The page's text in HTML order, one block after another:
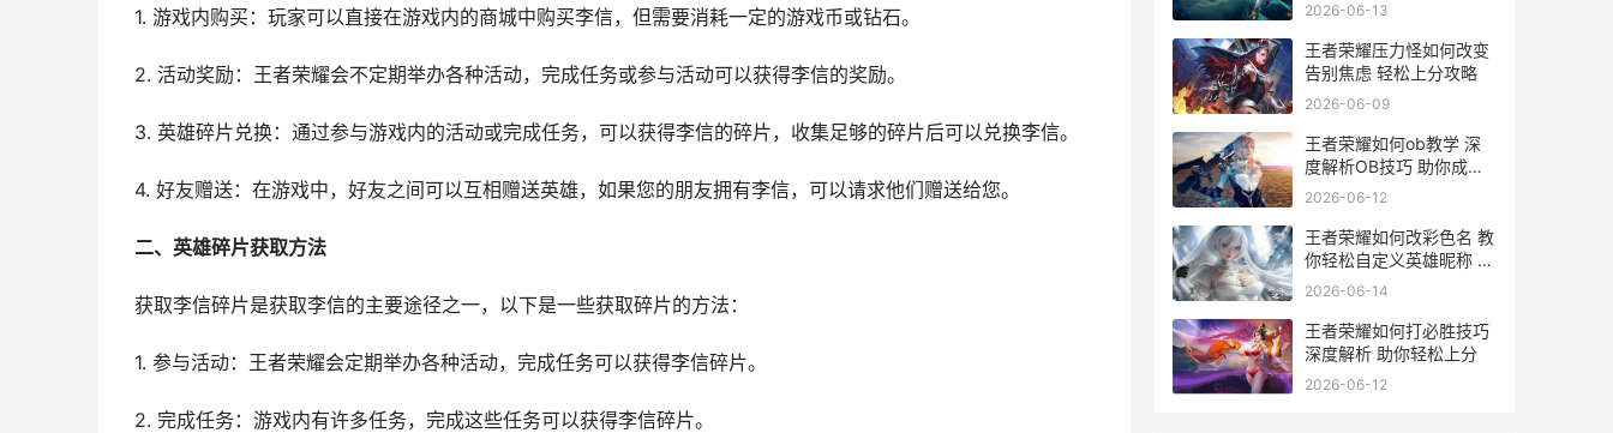
1. 游戏内购买：玩家可以直接在游戏内的商城中购买李信，但需要消耗一定的游戏币或钻石。
2. 活动奖励：王者荣耀会不定期举办各种活动，完成任务或参与活动可以获得李信的奖励。
3. 英雄碎片兑换：通过参与游戏内的活动或完成任务，可以获得李信的碎片，收集足够的碎片后可以兑换李信。
4. 好友赠送：在游戏中，好友之间可以互相赠送英雄，如果您的朋友拥有李信，可以请求他们赠送给您。
二、英雄碎片获取方法
获取李信碎片是获取李信的主要途径之一，以下是一些获取碎片的方法：
1. 参与活动：王者荣耀会定期举办各种活动，完成任务可以获得李信碎片。
2. 完成任务：游戏内有许多任务，完成这些任务可以获得李信碎片。
2026-06-13
王者荣耀压力怪如何改变
告别焦虑 轻松上分攻略
2026-06-09
王者荣耀如何ob教学 深
度解析OB技巧 助你成为
游戏高手
2026-06-12
王者荣耀如何改彩色名 教
你轻松自定义英雄昵称 打
造个性战场风格
2026-06-14
王者荣耀如何打必胜技巧
深度解析 助你轻松上分
2026-06-12